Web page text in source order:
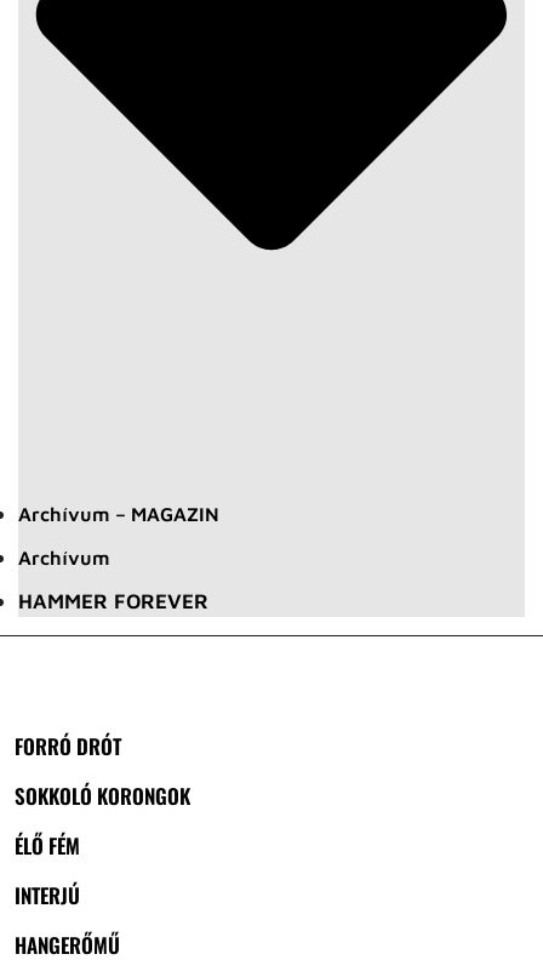
Archívum – MAGAZIN
Archívum
HAMMER FOREVER
FORRÓ DRÓT
SOKKOLÓ KORONGOK
ÉLŐ FÉM
INTERJÚ
HANGERŐMŰ